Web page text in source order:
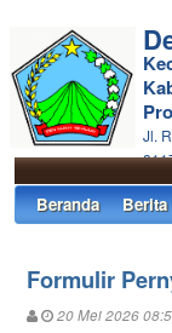
Jl.
Beranda Berita
Formulir
20 Mei 2026